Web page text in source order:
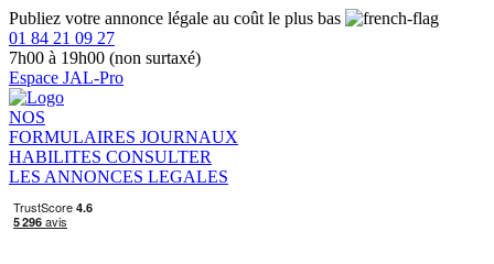
Publiez votre annonce légale au coût le plus bas
01 84 21 09 27
7h00 à 19h00 (non surtaxé)
Espace JAL-Pro
NOS
FORMULAIRES JOURNAUX
HABILITES CONSULTER
LES ANNONCES LEGALES